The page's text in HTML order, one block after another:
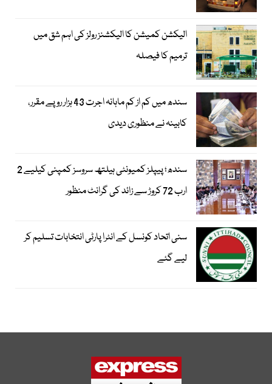
الیکشن کمیشن کا الیکشنز رولز کی اہم شق میں
ترمیم کا فیصلہ
سندھ میں کم از کم ماہانہ اجرت 43 ہزار روپے مقرر،
کابینہ نے منظوری دیدی
سندھ؛ پیپلز کمیونٹی ہیلتھ سروسز کمپنی کیلیے 2
ارب 72 کروڑ سے زائد کی گرانٹ منظور
سنی اتحاد کونسل کے انٹرا پارٹی انتخابات تسلیم کر
لیے گئے